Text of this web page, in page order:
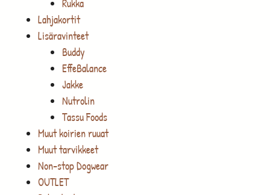
Rukka
Lahjakortit
Lisäravinteet
Buddy
EffeBalance
Jakke
Nutrolin
Tassu Foods
Muut koirien ruuat
Muut tarvikkeet
Non-stop Dogwear
OUTLET